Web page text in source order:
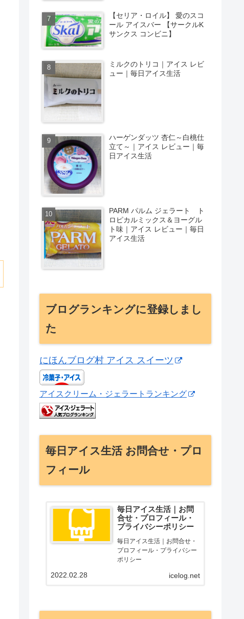
【セリア・ロイル】 愛のスコ
ール アイスバー 【サークルK
サンクス コンビニ】
ミルクのトリコ｜アイス レビ
ュー｜毎日アイス生活
ハーゲンダッツ 杏仁～白桃仕
立て～｜アイス レビュー｜毎
日アイス生活
PARM パルム ジェラート ト
ロピカルミックス＆ヨーグル
ト味｜アイス レビュー｜毎日
アイス生活
ブログランキングに登録しまし
た
にほんブログ村 アイス スイーツ
アイスクリーム・ジェラートランキング
毎日アイス生活 お問合せ・プロ
フィール
毎日アイス生活｜お問
合せ・プロフィール・
プライバシーポリシー
毎日アイス生活｜お問合せ・
プロフィール・プライバシー
ポリシー
icelog.net
2022.02.28